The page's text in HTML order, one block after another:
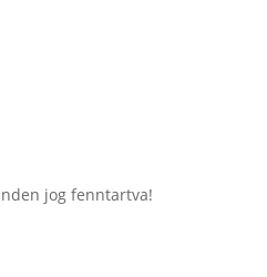
jog fenntartva!